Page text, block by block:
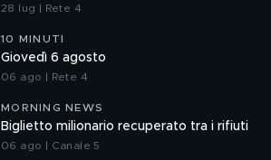
28 lug | Rete 4
10 MINUTI
Giovedì 6 agosto
06 ago | Rete 4
MORNING NEWS
Biglietto milionario recuperato tra i rifiuti
06 ago | Canale 5